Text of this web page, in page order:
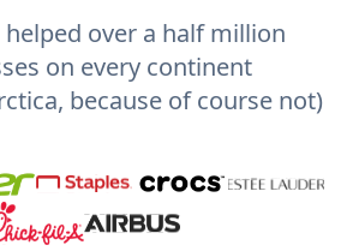
helped over a half million
on every continent
because of course not)